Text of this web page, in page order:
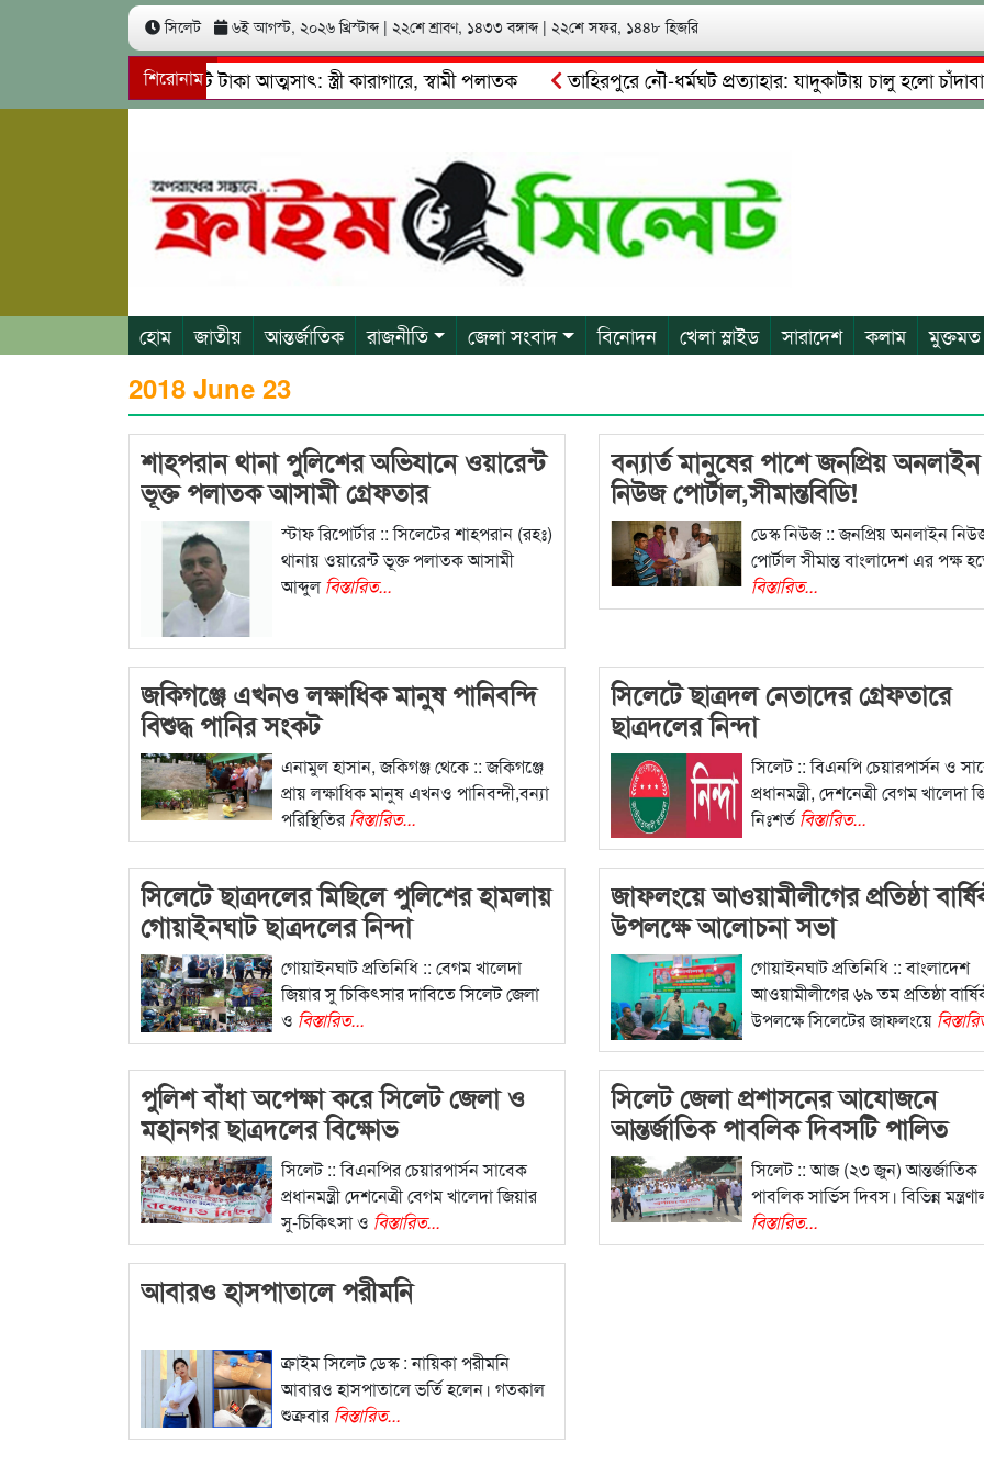
সিলেট ৬ই আগস্ট, ২০২৬ খ্রিস্টাব্দ | ২২শে শ্রাবণ, ১৪৩৩ বঙ্গাব্দ | ২২শে সফর, ১৪৪৮ হিজরি
শিরোনাম
৩ কোটি ৬০ লাখ কোটি টাকা আত্মসাৎ: স্ত্রী কারাগারে, স্বামী পলাতক তাহিরপুরে নৌ-ধর্মঘট প্রত্যাহার: যাদুকাটায় চালু হলো
নেতৃত্বে চাঁদাবাজি ও শ্রমিকদের মারধর
নগরীতে কোটি টাকার সম্পত্তি দখলের চেষ্টা: গ্রেফতারের পর জামিনে মূক্ত রাসেল, আতঙ্কে
হোম জাতীয় আন্তর্জাতিক রাজনীতি জেলা সংবাদ বিনোদন খেলা স্লাইড সারাদেশ কলাম মুক্তমত
2018 June 23
শাহপরান থানা পুলিশের অভিযানে ওয়ারেন্ট
ভূক্ত পলাতক আসামী গ্রেফতার
স্টাফ রিপোর্টার :: সিলেটের শাহপরান (রহঃ)
থানায় ওয়ারেন্ট ভূক্ত পলাতক আসামী
আব্দুলবিস্তারিত...
বন্যার্ত মানুষের পাশে জনপ্রিয় অনলাইন
নিউজ পোর্টাল,সীমান্তবিডি!
ডেস্ক নিউজ :: জনপ্রিয় অনলাইন
পোর্টাল সীমান্ত বাংলাদেশ এর পক্ষ
বিস্তারিত...
জকিগঞ্জে এখনও লক্ষাধিক মানুষ পানিবন্দি
বিশুদ্ধ পানির সংকট
এনামুল হাসান, জকিগঞ্জ থেকে :: জকিগঞ্জে
প্রায় লক্ষাধিক মানুষ এখনও পানিবন্দী,বন্যা
পরিস্থিতির বিস্তারিত...
সিলেটে ছাত্রদল নেতাদের গ্রেফতারে
ছাত্রদলের নিন্দা
সিলেট :: বিএনপি চেয়ারপার্সন ও
প্রধানমন্ত্রী, দেশনেত্রী বেগম খালেদা
নিঃশর্তবিস্তারিত...
সিলেটে ছাত্রদলের মিছিলে পুলিশের হামলায়
গোয়াইনঘাট ছাত্রদলের নিন্দা
গোয়াইনঘাট প্রতিনিধি :: বেগম খালেদা
জিয়ার সু চিকিৎসার দাবিতে সিলেট জেলা
ও বিস্তারিত...
জাফলংয়ে আওয়ামীলীগের প্রতিষ্ঠা
উপলক্ষে আলোচনা সভা
গোয়াইনঘাট প্রতিনিধি :: বাংলাদেশ
আওয়ামীলীগের ৬৯ তম প্রতিষ্ঠা
উপলক্ষে সিলেটের জাফলংয়ে
পুলিশ বাঁধা অপেক্ষা করে সিলেট জেলা ও
মহানগর ছাত্রদলের বিক্ষোভ
সিলেট :: বিএনপির চেয়ারপার্সন সাবেক
প্রধানমন্ত্রী দেশনেত্রী বেগম খালেদা জিয়ার
সু-চিকিৎসা ও বিস্তারিত...
সিলেট জেলা প্রশাসনের আযোজনে
আন্তর্জাতিক পাবলিক দিবসটি পালিত
সিলেট :: আজ (২৩ জুন) আন্তর্জাতিক
পাবলিক সার্ভিস দিবস। বিভিন্ন
বিস্তারিত...
আবারও হাসপাতালে পরীমনি
ক্রাইম সিলেট ডেস্ক : নায়িকা পরীমনি
আবারও হাসপাতালে ভর্তি হলেন। গতকাল
শুক্রবার বিস্তারিত...